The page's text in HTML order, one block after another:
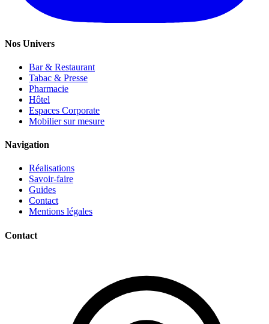
Nos Univers
Bar & Restaurant
Tabac & Presse
Pharmacie
Hôtel
Espaces Corporate
Mobilier sur mesure
Navigation
Réalisations
Savoir-faire
Guides
Contact
Mentions légales
Contact